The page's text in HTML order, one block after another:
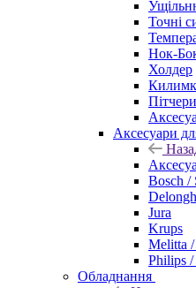
Точні
Нок-
Холдер
Пітчери
Аксесуари
Bosch /
Jura
Krups
Melitta
Philips /
Обладнання